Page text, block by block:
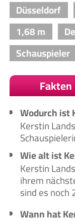
Düsseldorf
1,68 m
Schauspieler
Wodurch ist
Kerstin
Wie alt ist
Kerstin
ihrem
sind es noch
Wann hat